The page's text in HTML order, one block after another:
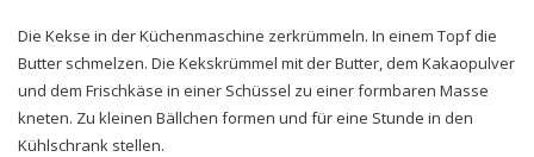
Die Kekse in der Küchenmaschine zerkrümmeln. In einem Topf die
Butter schmelzen. Die Kekskrümmel mit der Butter, dem Kakaopulver
und dem Frischkäse in einer Schüssel zu einer formbaren Masse
kneten. Zu kleinen Bällchen formen und für eine Stunde in den
Kühlschrank stellen.